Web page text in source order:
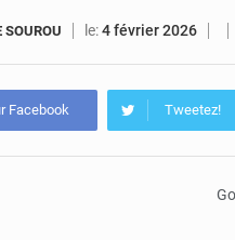
SOUROU le:4 février 2026
Facebook Tweetez!